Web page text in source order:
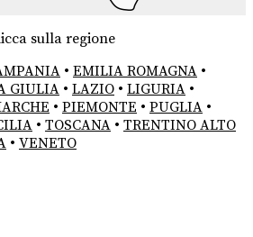
sulla regione
• EMILIA ROMAGNA •
GIULIA • LAZIO • LIGURIA •
• PIEMONTE • PUGLIA •
• TOSCANA • TRENTINO ALTO
• VENETO